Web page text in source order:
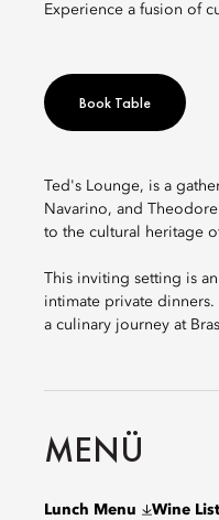
Experience a fusion of
Book Table
Ted's Lounge, is a
Navarino, and
to the cultural heritage
This inviting setting is
intimate private
a culinary journey at
MENÜ
Lunch Menu Wine List